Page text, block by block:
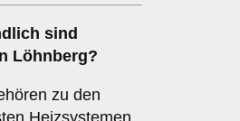
sind
Löhnberg?
zu den